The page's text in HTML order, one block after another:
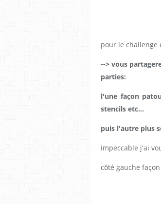
pour le challenge
--> vous
parties:
l'une façon
stencils etc...
puis l'autre plus
impeccable j'ai
côté gauche